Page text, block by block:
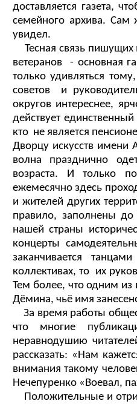
доставляется газета,
семейного архива.
увидел.
Тесная связь пишущих
ветеранов - основная
только удивляться
советов и
округов интереснее,
действует
кто не является
Дворцу искусств имени
волна празднично
возраста. И только
ежемесячно здесь
и жителей других
правило, заполнены
нашей страны
концерты
заканчивается
коллективах, то их
Тем более, что одним из
Дёмина, чьё имя
За время работы
что многие
неравнодушию
рассказать: «Нам
внимания такому
Нечепуренко «Воевал,
Положительные и